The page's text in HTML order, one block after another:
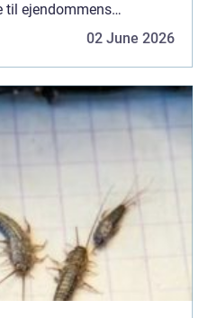
til ejendommens
artikel vil vi diskutere
02 June 2026